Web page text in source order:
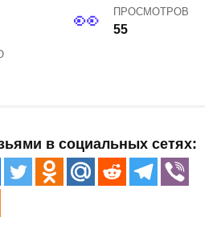
ПРОСМОТРОВ
55
в социальных сетях: